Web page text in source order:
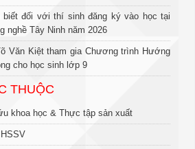
biết đối với thí sinh đăng ký vào học tại
nghề Tây Ninh năm 2026
Văn Kiệt tham gia Chương trình Hướng
cho học sinh lớp 9
THUỘC
khoa học & Thực tập sản xuất